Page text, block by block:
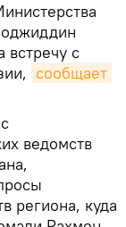
встречу с
сообщает
ведомств
региона, куда